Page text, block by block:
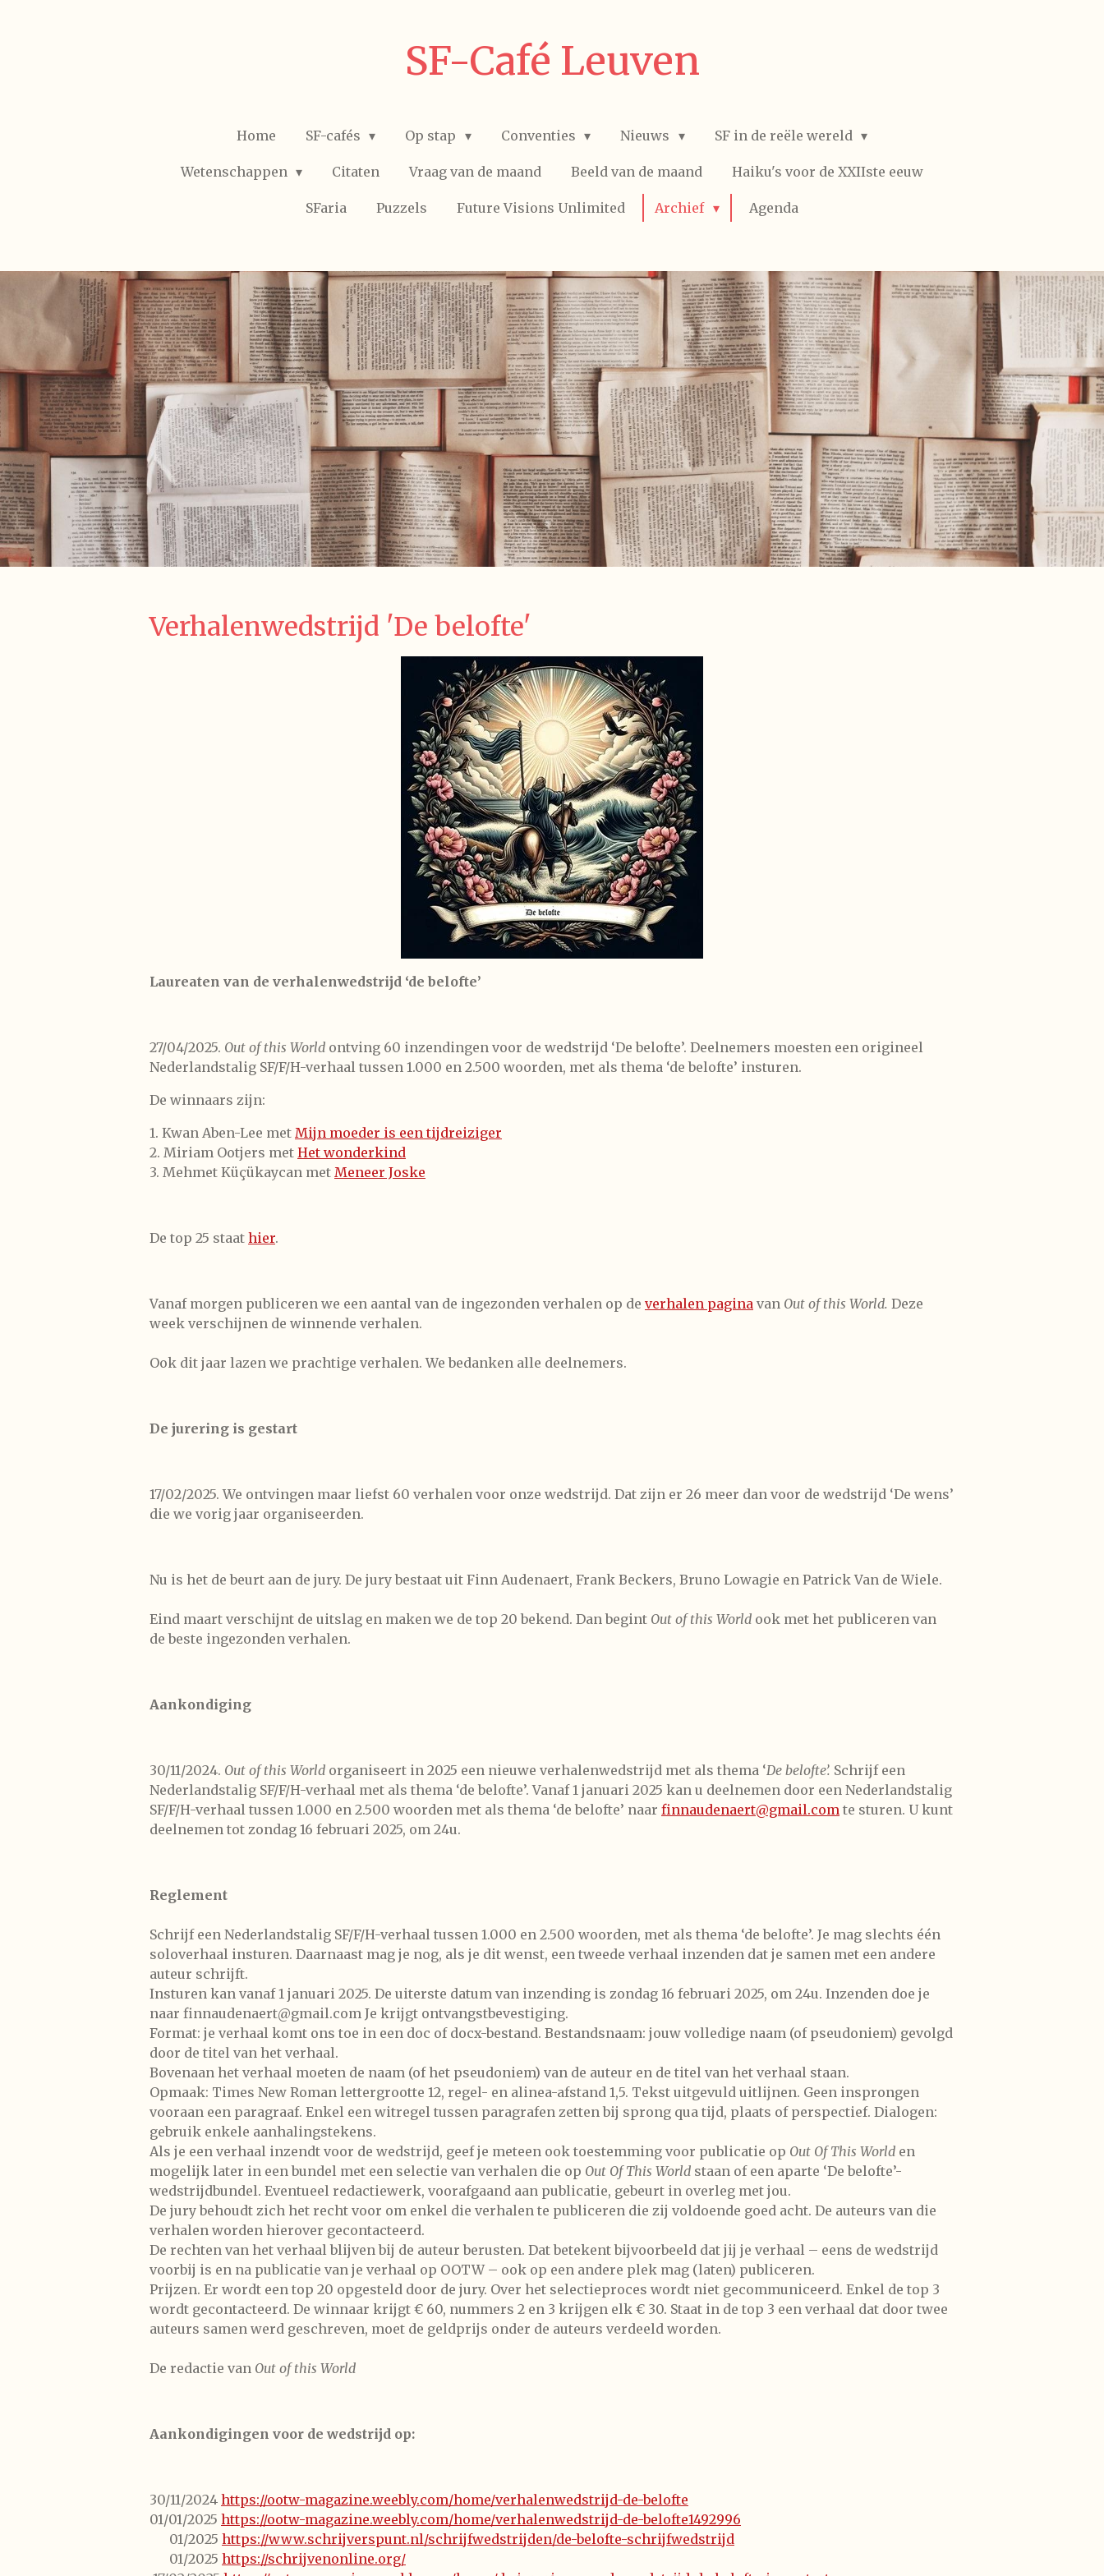
SF-Café Leuven
Home SF-cafés Op stap Conventies Nieuws SF in de reële wereld
Wetenschappen Citaten Vraag van de maand Beeld van de maand Haiku's voor de XXIIste eeuw
SFaria Puzzels Future Visions Unlimited Archief Agenda
Verhalenwedstrijd 'De belofte'
Laureaten van de verhalenwedstrijd ‘de belofte’
27/04/2025. Out of this World ontving 60 inzendingen voor de wedstrijd ‘De belofte’. Deelnemers moesten een origineel
Nederlandstalig SF/F/H-verhaal tussen 1.000 en 2.500 woorden, met als thema ‘de belofte’ insturen.
De winnaars zijn:
1. Kwan Aben-Lee met Mijn moeder is een tijdreiziger
2. Miriam Ootjers met Het wonderkind
3. Mehmet Küçükaycan met Meneer Joske
De top 25 staat hier.
Vanaf morgen publiceren we een aantal van de ingezonden verhalen op de verhalen pagina van Out of this World. Deze
week verschijnen de winnende verhalen.
Ook dit jaar lazen we prachtige verhalen. We bedanken alle deelnemers.
De jurering is gestart
17/02/2025. We ontvingen maar liefst 60 verhalen voor onze wedstrijd. Dat zijn er 26 meer dan voor de wedstrijd ‘De wens’
die we vorig jaar organiseerden.
Nu is het de beurt aan de jury. De jury bestaat uit Finn Audenaert, Frank Beckers, Bruno Lowagie en Patrick Van de Wiele.
​Eind maart verschijnt de uitslag en maken we de top 20 bekend. Dan begint Out of this World ook met het publiceren van
de beste ingezonden verhalen.
Aankondiging
30/11/2024. Out of this World organiseert in 2025 een nieuwe verhalenwedstrijd met als thema ‘De belofte’. Schrijf een
Nederlandstalig SF/F/H-verhaal met als thema ‘de belofte’. Vanaf 1 januari 2025 kan u deelnemen door een Nederlandstalig
SF/F/H-verhaal tussen 1.000 en 2.500 woorden met als thema ‘de belofte’ naar finnaudenaert@gmail.com te sturen. U kunt
deelnemen tot zondag 16 februari 2025, om 24u.
Reglement
Schrijf een Nederlandstalig SF/F/H-verhaal tussen 1.000 en 2.500 woorden, met als thema ‘de belofte’. Je mag slechts één
soloverhaal insturen. Daarnaast mag je nog, als je dit wenst, een tweede verhaal inzenden dat je samen met een andere
auteur schrijft.
Insturen kan vanaf 1 januari 2025. De uiterste datum van inzending is zondag 16 februari 2025, om 24u. Inzenden doe je
naar finnaudenaert@gmail.com Je krijgt ontvangstbevestiging.
Format: je verhaal komt ons toe in een doc of docx-bestand. Bestandsnaam: jouw volledige naam (of pseudoniem) gevolgd
door de titel van het verhaal.
Bovenaan het verhaal moeten de naam (of het pseudoniem) van de auteur en de titel van het verhaal staan.
Opmaak: Times New Roman lettergrootte 12, regel- en alinea-afstand 1,5. Tekst uitgevuld uitlijnen. Geen insprongen
vooraan een paragraaf. Enkel een witregel tussen paragrafen zetten bij sprong qua tijd, plaats of perspectief. Dialogen:
gebruik enkele aanhalingstekens.
Als je een verhaal inzendt voor de wedstrijd, geef je meteen ook toestemming voor publicatie op Out Of This World en
mogelijk later in een bundel met een selectie van verhalen die op Out Of This World staan of een aparte ‘De belofte’-
wedstrijdbundel. Eventueel redactiewerk, voorafgaand aan publicatie, gebeurt in overleg met jou.
De jury behoudt zich het recht voor om enkel die verhalen te publiceren die zij voldoende goed acht. De auteurs van die
verhalen worden hierover gecontacteerd.
De rechten van het verhaal blijven bij de auteur berusten. Dat betekent bijvoorbeeld dat jij je verhaal – eens de wedstrijd
voorbij is en na publicatie van je verhaal op OOTW – ook op een andere plek mag (laten) publiceren.
Prijzen. Er wordt een top 20 opgesteld door de jury. Over het selectieproces wordt niet gecommuniceerd. Enkel de top 3
wordt gecontacteerd. De winnaar krijgt € 60, nummers 2 en 3 krijgen elk € 30. Staat in de top 3 een verhaal dat door twee
auteurs samen werd geschreven, moet de geldprijs onder de auteurs verdeeld worden.
De redactie van ​Out of this World
Aankondigingen voor de wedstrijd op:
30/11/2024 https://ootw-magazine.weebly.com/home/verhalenwedstrijd-de-belofte
01/01/2025 https://ootw-magazine.weebly.com/home/verhalenwedstrijd-de-belofte1492996
01/2025 https://www.schrijverspunt.nl/schrijfwedstrijden/de-belofte-schrijfwedstrijd
01/2025 https://schrijvenonline.org/